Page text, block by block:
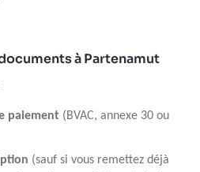
à Partenamut
paiement (BVAC, annexe 30 ou
(sauf si vous remettez déjà